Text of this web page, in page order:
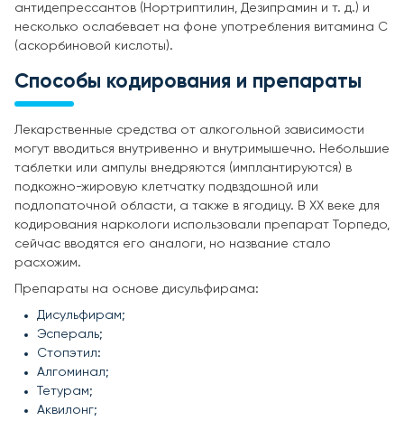
антидепрессантов (Нортриптилин, Дезипрамин и т. д.) и
несколько ослабевает на фоне употребления витамина С
(аскорбиновой кислоты).
Способы кодирования и препараты
Лекарственные средства от алкогольной зависимости
могут вводиться внутривенно и внутримышечно. Небольшие
таблетки или ампулы внедряются (имплантируются) в
подкожно-жировую клетчатку подвздошной или
подлопаточной области, а также в ягодицу. В ХХ веке для
кодирования наркологи использовали препарат Торпедо,
сейчас вводятся его аналоги, но название стало
расхожим.
Препараты на основе дисульфирама:
Дисульфирам;
Эспераль;
Стопэтил:
Алгоминал;
Тетурам;
Аквилонг;